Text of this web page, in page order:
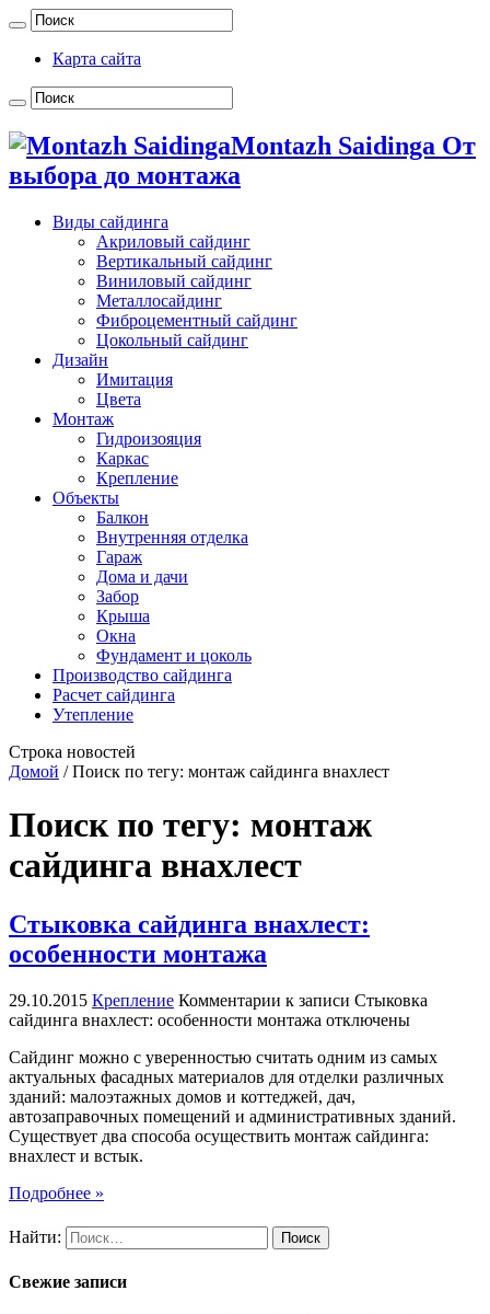
Карта сайта
Montazh Saidinga От
выбора до монтажа
Виды сайдинга
Акриловый сайдинг
Вертикальный сайдинг
Виниловый сайдинг
Металлосайдинг
Фиброцементный сайдинг
Цокольный сайдинг
Дизайн
Имитация
Цвета
Монтаж
Гидроизояция
Каркас
Крепление
Объекты
Балкон
Внутренняя отделка
Гараж
Дома и дачи
Забор
Крыша
Окна
Фундамент и цоколь
Производство сайдинга
Расчет сайдинга
Утепление
Строка новостей
Домой / Поиск по тегу: монтаж сайдинга внахлест
Поиск по тегу: монтаж
сайдинга внахлест
Стыковка сайдинга внахлест:
особенности монтажа
29.10.2015 Крепление Комментарии к записи Стыковка
сайдинга внахлест: особенности монтажа отключены
Сайдинг можно с уверенностью считать одним из самых
актуальных фасадных материалов для отделки различных
зданий: малоэтажных домов и коттеджей, дач,
автозаправочных помещений и административных зданий.
Существует два способа осуществить монтаж сайдинга:
внахлест и встык.
Подробнее »
Найти:
Свежие записи